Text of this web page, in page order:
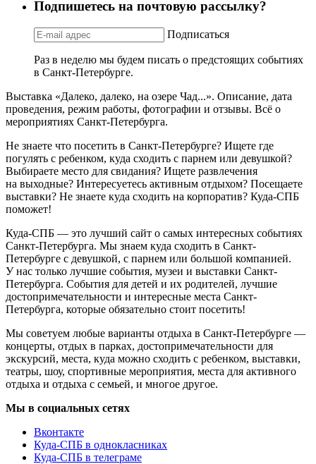
Подпишетесь на почтовую рассылку?
Подписаться
Раз в неделю мы будем писать о предстоящих событиях
в Санкт-Петербурге.
Выставка «Далеко, далеко, на озере Чад...». Описание, дата
проведения, режим работы, фотографии и отзывы. Всё о
мероприятиях Санкт-Петербурга.
Не знаете что посетить в Санкт-Петербурге? Ищете где
погулять с ребенком, куда сходить с парнем или девушкой?
Выбираете место для свидания? Ищете развлечения
на выходные? Интересуетесь активным отдыхом? Посещаете
выставки? Не знаете куда сходить на корпоратив? Куда-СПБ
поможет!
Куда-СПБ — это лучший сайт о самых интересных событиях
Санкт-Петербурга. Мы знаем куда сходить в Санкт-
Петербурге с девушкой, с парнем или большой компанией.
У нас только лучшие события, музеи и выставки Санкт-
Петербурга. События для детей и их родителей, лучшие
достопримечательности и интересные места Санкт-
Петербурга, которые обязательно стоит посетить!
Мы советуем любые варианты отдыха в Санкт-Петербурге —
концерты, отдых в парках, достопримечательности для
экскурсий, места, куда можно сходить с ребенком, выставки,
театры, шоу, спортивные мероприятия, места для активного
отдыха и отдыха с семьей, и многое другое.
Мы в социальных сетях
Вконтакте
Куда-СПБ в однокласниках
Куда-СПБ в телеграме